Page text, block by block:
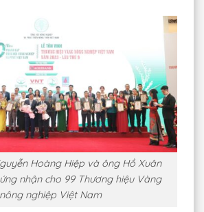
Hoàng Hiệp và ông Hồ Xuân
nhận cho 99 Thương hiệu Vàng
nông nghiệp Việt Nam